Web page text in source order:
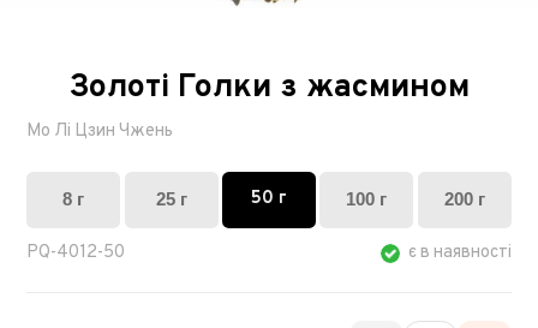
Золоті Голки з жасмином
Мо Лі Цзин Чжень
8 г 25 г 50 г 100 г 200 г
PQ-4012-50 є в наявності